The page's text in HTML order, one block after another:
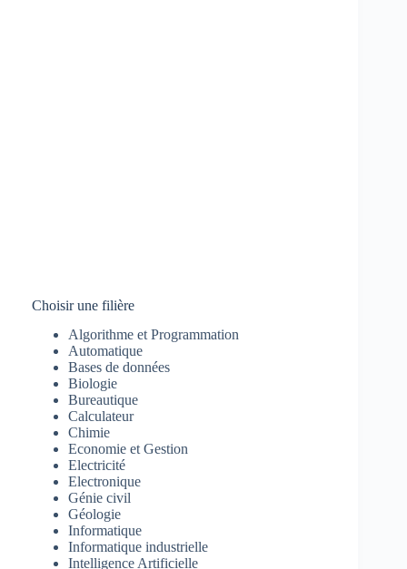
Choisir une filière
Algorithme et Programmation
Automatique
Bases de données
Biologie
Bureautique
Calculateur
Chimie
Economie et Gestion
Electricité
Electronique
Génie civil
Géologie
Informatique
Informatique industrielle
Intelligence Artificielle